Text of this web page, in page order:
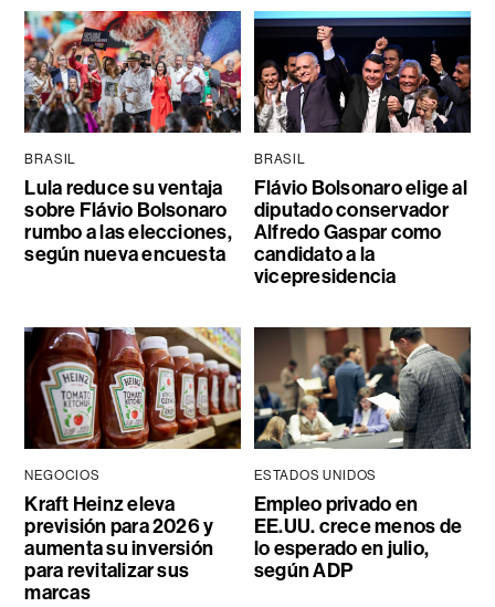
BRASIL
Lula reduce su ventaja
sobre Flávio Bolsonaro
rumbo a las elecciones,
según nueva encuesta
BRASIL
Flávio Bolsonaro elige al
diputado conservador
Alfredo Gaspar como
candidato a la
vicepresidencia
NEGOCIOS
Kraft Heinz eleva
previsión para 2026 y
aumenta su inversión
para revitalizar sus
marcas
ESTADOS UNIDOS
Empleo privado en
EE.UU. crece menos de
lo esperado en julio,
según ADP